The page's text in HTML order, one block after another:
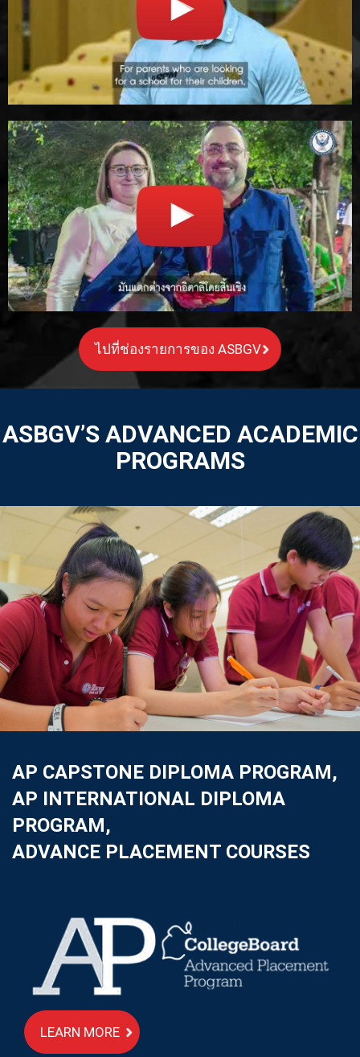
ไปที่ช่องรายการของ ASBGV
ASBGV’S ADVANCED ACADEMIC
PROGRAMS
AP CAPSTONE DIPLOMA PROGRAM,
AP INTERNATIONAL DIPLOMA
PROGRAM,
ADVANCE PLACEMENT COURSES
LEARN MORE